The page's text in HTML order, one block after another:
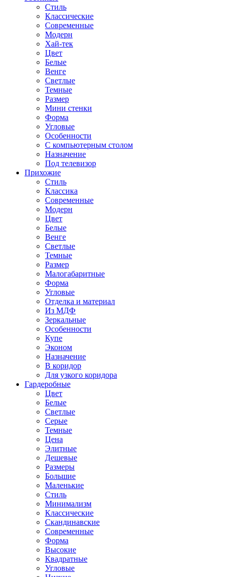
Стиль
Классические
Современные
Модерн
Хай-тек
Цвет
Белые
Венге
Светлые
Темные
Размер
Мини стенки
Форма
Угловые
Особенности
С компьютерным столом
Назначение
Под телевизор
Прихожие
Стиль
Классика
Современные
Модерн
Цвет
Белые
Венге
Светлые
Темные
Размер
Малогабаритные
Форма
Угловые
Отделка и материал
Из МДФ
Зеркальные
Особенности
Купе
Эконом
Назначение
В коридор
Для узкого коридора
Гардеробные
Цвет
Белые
Светлые
Серые
Темные
Цена
Элитные
Дешевые
Размеры
Большие
Маленькие
Стиль
Минимализм
Классические
Скандинавские
Современные
Форма
Высокие
Квадратные
Угловые